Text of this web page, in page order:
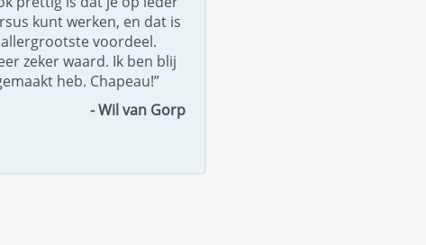
kunt werken, en dat is
voordeel.
zeker waard. Ik ben blij
heb. Chapeau!”
- Wil van Gorp